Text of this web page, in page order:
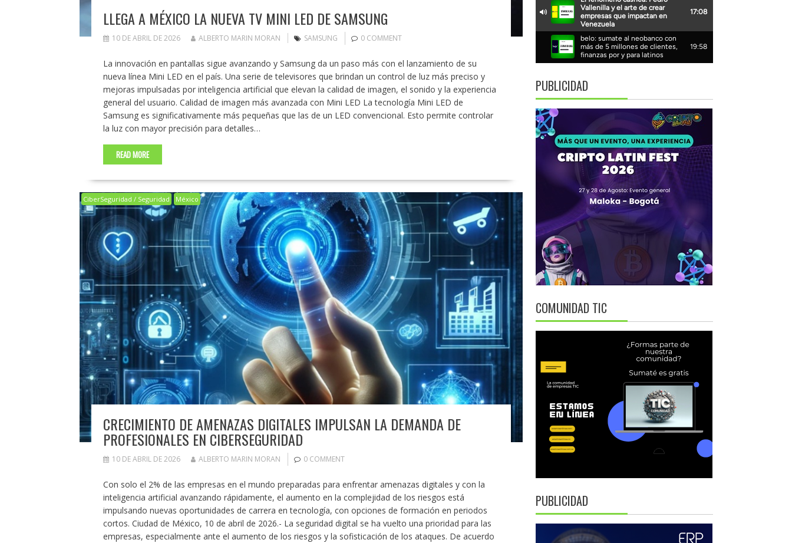
LLEGA A MÉXICO LA NUEVA TV MINI LED DE SAMSUNG
10 DE ABRIL DE 2026 ALBERTO MARIN MORAN SAMSUNG 0 COMMENT
La innovación en pantallas sigue avanzando y Samsung da un paso más con el lanzamiento de su
nueva línea Mini LED en el país. Una serie de televisores que brindan un control de luz más preciso y
mejoras impulsadas por inteligencia artificial que elevan la calidad de imagen, el sonido y la experiencia
general del usuario. Calidad de imagen más avanzada con Mini LED La tecnología Mini LED de
Samsung es significativamente más pequeñas que las de un LED convencional. Esto permite controlar
la luz con mayor precisión para detalles…
READ MORE
CiberSeguridad / Seguridad México
CRECIMIENTO DE AMENAZAS DIGITALES IMPULSAN LA DEMANDA DE
PROFESIONALES EN CIBERSEGURIDAD
10 DE ABRIL DE 2026 ALBERTO MARIN MORAN 0 COMMENT
Con solo el 2% de las empresas en el mundo preparadas para enfrentar amenazas digitales y con la
inteligencia artificial avanzando rápidamente, el aumento en la complejidad de los riesgos está
impulsando nuevas oportunidades de carrera en tecnología, con opciones de formación en periodos
cortos. Ciudad de México, 10 de abril de 2026.- La seguridad digital se ha vuelto una prioridad para las
empresas, especialmente ante el aumento de los riesgos y la sofisticación de los ataques. De acuerdo
PUBLICIDAD
COMUNIDAD TIC
PUBLICIDAD